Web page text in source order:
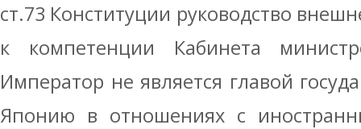
ст.73 Конституции руководство
к компетенции Кабинета
Император не является главой
Японию в отношениях с